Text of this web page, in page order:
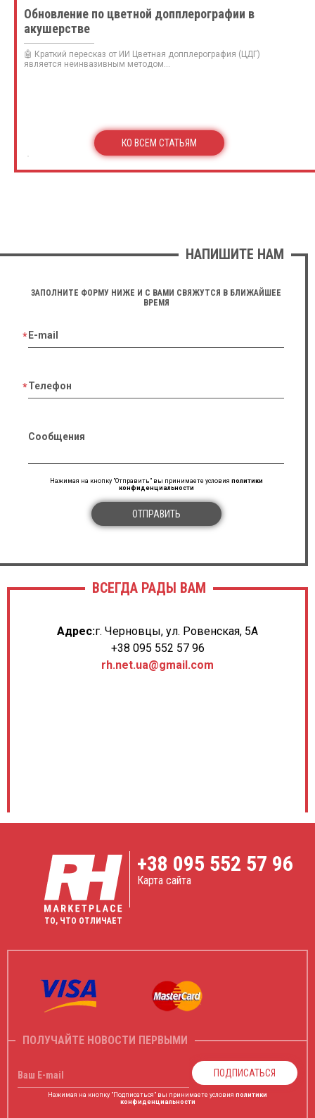
Обновление по цветной допплерографии в
акушерстве
🤖 Краткий пересказ от ИИ Цветная допплерография (ЦДГ)
является неинвазивным методом...
КО ВСЕМ СТАТЬЯМ
НАПИШИТЕ НАМ
ЗАПОЛНИТЕ ФОРМУ НИЖЕ И С ВАМИ СВЯЖУТСЯ В БЛИЖАЙШЕЕ
ВРЕМЯ
E-mail
Телефон
Сообщения
Нажимая на кнопку "Отправить" вы принимаете условия политики
конфиденциальности
ОТПРАВИТЬ
ВСЕГДА РАДЫ ВАМ
Адрес:г. Черновцы, ул. Ровенская, 5А
+38 095 552 57 96
rh.net.ua@gmail.com
ТО, ЧТО ОТЛИЧАЕТ
+38 095 552 57 96
Карта сайта
ПОЛУЧАЙТЕ НОВОСТИ ПЕРВЫМИ
Ваш E-mail ПОДПИСАТЬСЯ
Нажимая на кнопку "Подписаться" вы принимаете условия политики
конфиденциальности